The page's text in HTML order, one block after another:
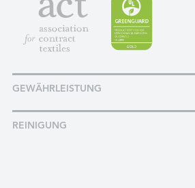
GEWÄHRLEISTUNG
REINIGUNG